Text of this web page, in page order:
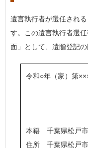
遺言執行者が選任され
す。この遺言執行者選
面」として、遺贈登記
令和○年（家）第
本籍 千葉県松戸
住所 千葉県松戸